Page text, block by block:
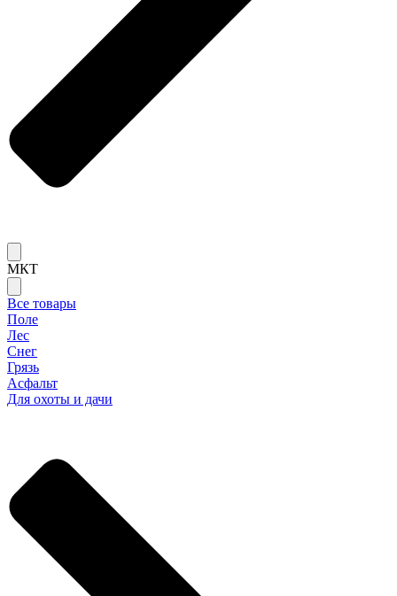
МКТ
Все товары
Поле
Лес
Снег
Грязь
Асфальт
Для охоты и дачи